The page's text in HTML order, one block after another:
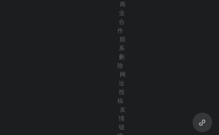
商
业
合
作
联
系
删
除
网
址
投
稿
友
情
链